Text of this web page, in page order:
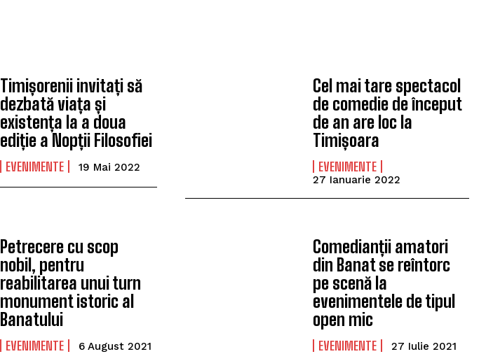
Timișorenii invitați să
dezbată viața și
existența la a doua
ediție a Nopții Filosofiei
EVENIMENTE 19 Mai 2022
Cel mai tare spectacol
de comedie de început
de an are loc la
Timișoara
EVENIMENTE
27 Ianuarie 2022
Petrecere cu scop
nobil, pentru
reabilitarea unui turn
monument istoric al
Banatului
EVENIMENTE 6 August 2021
Comedianții amatori
din Banat se reîntorc
pe scenă la
evenimentele de tipul
open mic
EVENIMENTE 27 Iulie 2021